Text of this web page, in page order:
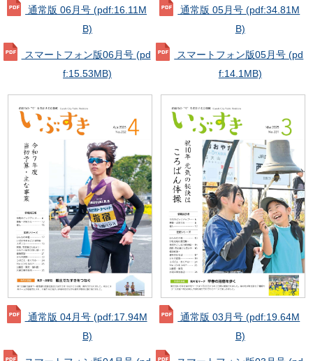
通常版 06月号(pdf:16.11M
B)
スマートフォン版06月号 (pd
f:15.53MB)
通常版 05月号(pdf:34.81M
B)
スマートフォン版05月号(pd
f:14.1MB)
通常版 04月号 (pdf:17.94M
B)
通常版 03月号(pdf:19.64M
B)